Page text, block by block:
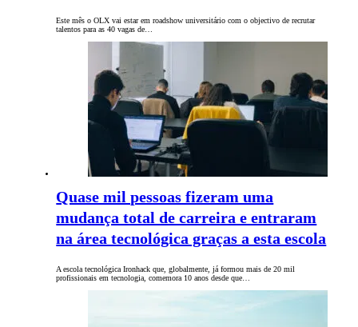
Este mês o OLX vai estar em roadshow universitário com o objectivo de recrutar
talentos para as 40 vagas de…
Quase mil pessoas fizeram uma
mudança total de carreira e entraram
na área tecnológica graças a esta escola
A escola tecnológica Ironhack que, globalmente, já formou mais de 20 mil
profissionais em tecnologia, comemora 10 anos desde que…